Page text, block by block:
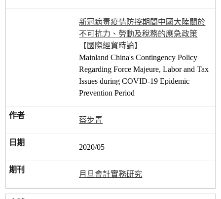
新冠病毒疫情防控期間中國大陸關於
不可抗力、勞動及稅務的應急政策
【國際經貿時論】
Mainland China's Contingency Policy
Regarding Force Majeure, Labor and Tax
Issues during COVID-19 Epidemic
Prevention Period
蔡步青
2020/05
月旦會計實務研究